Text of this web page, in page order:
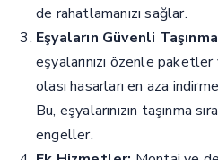
de rahatlamanızı sağlar.
Eşyaların Güvenli
eşyalarınızı özenle paketler
olası hasarları en aza
Bu, eşyalarınızın taşınma
engeller.